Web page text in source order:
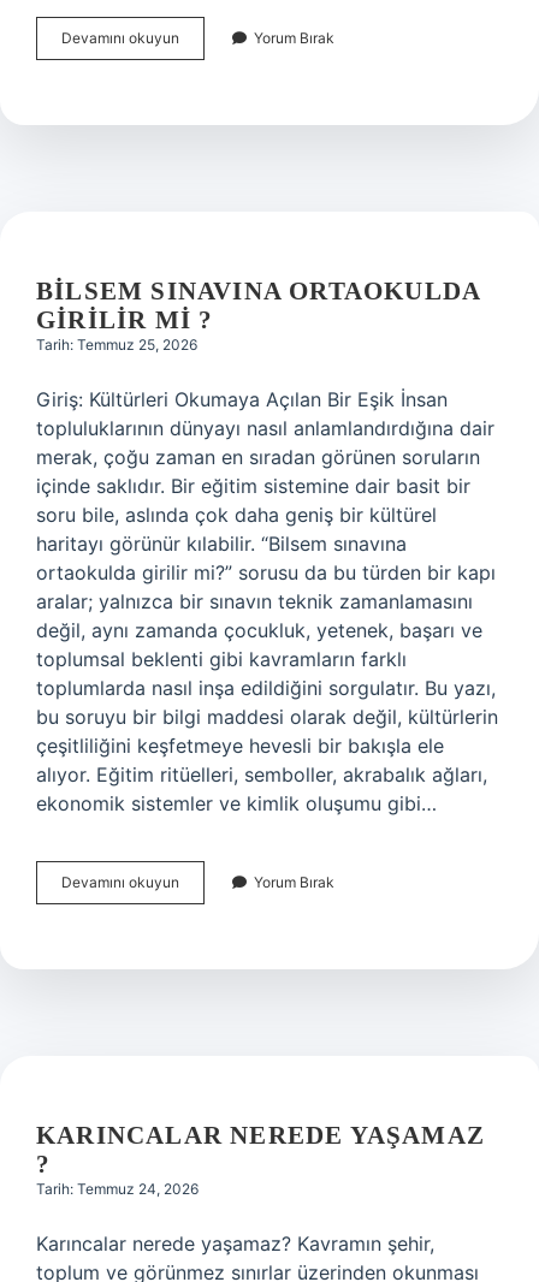
Devamını okuyun Kanada’da
Amazon’da
satılan
Yorum Bırak
BILSEM SINAVINA ORTAOKULDA
GIRILIR MI ?
Tarih: Temmuz 25, 2026
Giriş: Kültürleri Okumaya Açılan Bir Eşik İnsan
topluluklarının dünyayı nasıl anlamlandırdığına dair
merak, çoğu zaman en sıradan görünen soruların
içinde saklıdır. Bir eğitim sistemine dair basit bir
soru bile, aslında çok daha geniş bir kültürel
haritayı görünür kılabilir. “Bilsem sınavına
ortaokulda girilir mi?” sorusu da bu türden bir kapı
aralar; yalnızca bir sınavın teknik zamanlamasını
değil, aynı zamanda çocukluk, yetenek, başarı ve
toplumsal beklenti gibi kavramların farklı
toplumlarda nasıl inşa edildiğini sorgulatır. Bu yazı,
bu soruyu bir bilgi maddesi olarak değil, kültürlerin
çeşitliliğini keşfetmeye hevesli bir bakışla ele
alıyor. Eğitim ritüelleri, semboller, akrabalık ağları,
ekonomik sistemler ve kimlik oluşumu gibi…
Devamını okuyun
sınavına
mi
Yorum Bırak
KARINCALAR NEREDE YAŞAMAZ
?
Tarih: Temmuz 24, 2026
Karıncalar nerede yaşamaz? Kavramın şehir,
toplum ve görünmez sınırlar üzerinden okunması